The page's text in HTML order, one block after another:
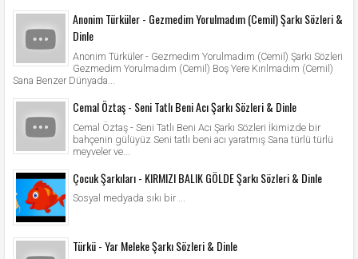
Anonim Türküler - Gezmedim Yorulmadım (Cemil) Şarkı Sözleri &
Dinle
Anonim Türküler - Gezmedim Yorulmadım (Cemil) Şarkı Sözleri
Gezmedim Yorulmadım (Cemil) Boş Yere Kırılmadım (Cemil)
Sana Benzer Dünyada...
Cemal Öztaş - Seni Tatlı Beni Acı Şarkı Sözleri & Dinle
Cemal Öztaş - Seni Tatlı Beni Acı Şarkı Sözleri İkimizde bir
bahçenin gülüyüz Seni tatlı beni acı yaratmış Sana türlü türlü
meyveler ve...
Çocuk Şarkıları - KIRMIZI BALIK GÖLDE Şarkı Sözleri & Dinle
Sosyal medyada sıkı bir ...
Türkü - Yar Meleke Şarkı Sözleri & Dinle